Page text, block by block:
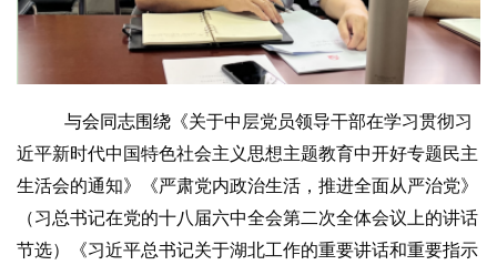
与会同志围绕《关于中层党员领导干部在学习贯彻习
近平新时代中国特色社会主义思想主题教育中开好专题民主
生活会的通知》《严肃党内政治生活，推进全面从严治党》
（习总书记在党的十八届六中全会第二次全体会议上的讲话
节选）
《习近平总书记关于湖北工作的重要讲话和重要指示